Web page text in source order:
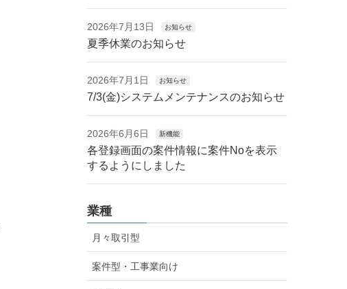
2026年7月13日 お知らせ
夏季休業のお知らせ
2026年7月1日 お知らせ
7/3(金)システムメンテナンスのお知らせ
2026年6月6日 新機能
各登録画面の案件情報に案件Noを表示
するようにしました
業種
月々取引型
案件型・工事業向け